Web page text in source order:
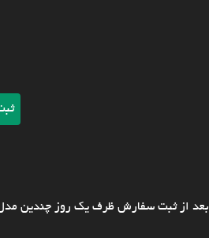
بعد از ثبت سفارش ظرف یک روز چندین مدل